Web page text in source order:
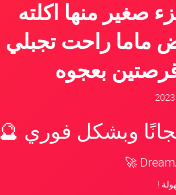
صغير منها اكلته
ماما راحت تجبلي
بعجوه
وبشكل فوري 🔮
!